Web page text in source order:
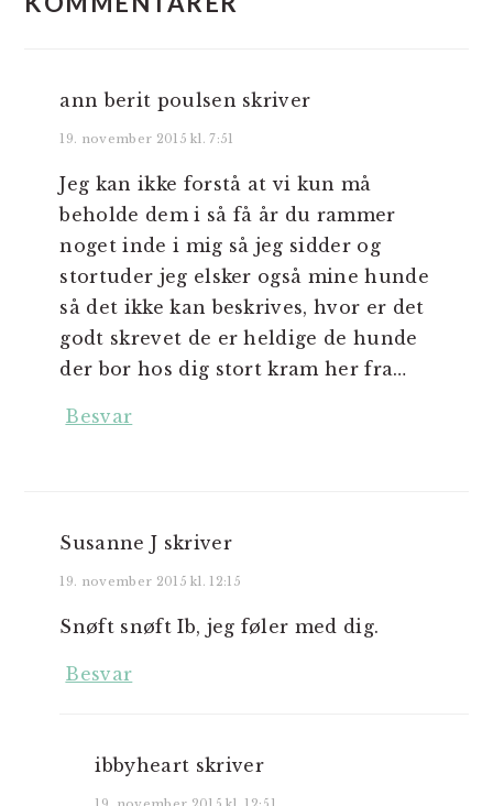
ann berit poulsen skriver
19. november 2015 kl. 7:51
Jeg kan ikke forstå at vi kun må
beholde dem i så få år du rammer
noget inde i mig så jeg sidder og
stortuder jeg elsker også mine hunde
så det ikke kan beskrives, hvor er det
godt skrevet de er heldige de hunde
der bor hos dig stort kram her fra…
Besvar
Susanne J skriver
19. november 2015 kl. 12:15
Snøft snøft Ib, jeg føler med dig.
Besvar
ibbyheart skriver